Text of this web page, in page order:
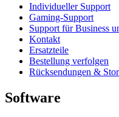
Individueller Support
Gaming-Support
Support für Business
Kontakt
Ersatzteile
Bestellung verfolgen
Rücksendungen &
Software